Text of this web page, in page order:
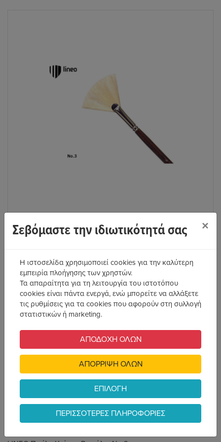
Πινέλο Χοίρου Βεντάλια
Νο3
Κωδικός Προϊόντος: 78661
Κωδικός Προμηθευτή: 733.340.3
Κατασκευαστής: LINEO
Σεβόμαστε την ιδιωτικότητά σας ×
Η ιστοσελίδα χρησιμοποιεί cookies για την καλύτερη
εμπειρία πλοήγησης των χρηστών.
Τα απαραίτητα για τη λειτουργία του ιστοτόπου
cookies είναι πάντα ενεργά, ενώ μπορείτε να αλλάξετε
τις ρυθμίσεις για τα cookies που αφορούν στη συλλογή
στατιστικών ή marketing.
ΑΠΟΔΟΧΗ ΟΛΩΝ
ΑΠΟΡΡΙΨΗ ΟΛΩΝ
ΕΠΙΛΟΓΗ
ΠΕΡΙΣΣΟΤΕΡΕΣ ΠΛΗΡΟΦΟΡΙΕΣ